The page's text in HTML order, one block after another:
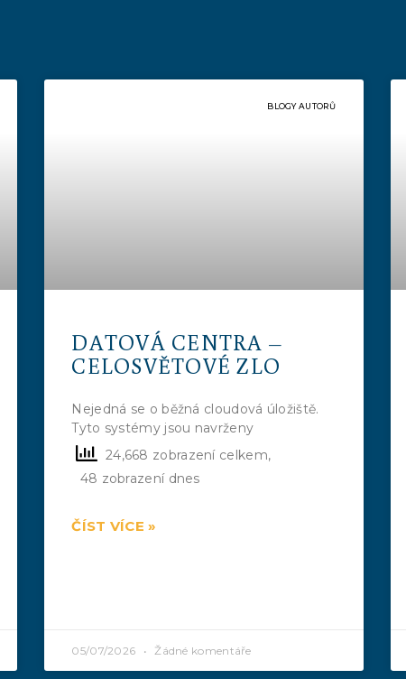
BLOGY AUTORŮ
DATOVÁ CENTRA –
CELOSVĚTOVÉ ZLO
Nejedná se o běžná cloudová úložiště.
Tyto systémy jsou navrženy
24,668 zobrazení celkem,
48 zobrazení dnes
ČÍST VÍCE »
05/07/2026 Žádné komentáře